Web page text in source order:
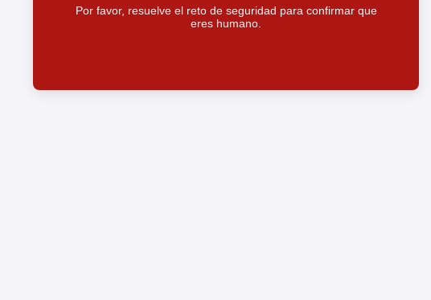
Por favor, resuelve el reto de seguridad para confirmar que
eres humano.